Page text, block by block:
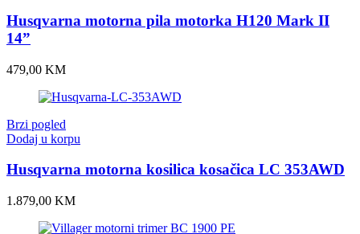
Husqvarna motorna pila motorka H120 Mark II
14”
479,00 KM
Brzi pogled
Dodaj u korpu
Husqvarna motorna kosilica kosačica LC 353AWD
1.879,00 KM